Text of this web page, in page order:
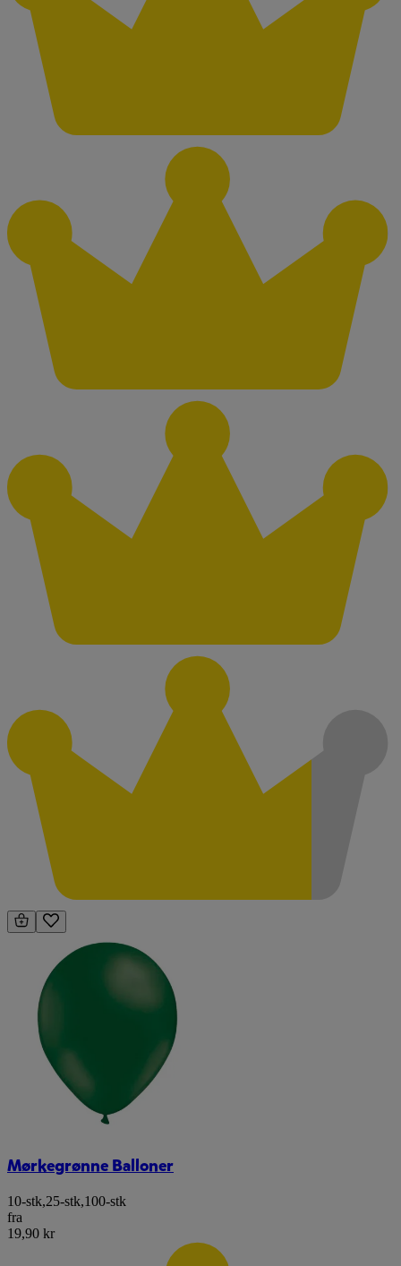
Mørkegrønne Balloner
10-stk,25-stk,100-stk
fra
19,90 kr